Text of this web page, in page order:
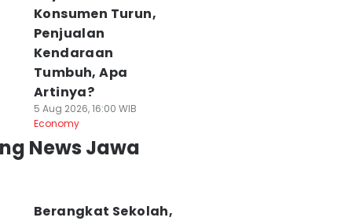
Konsumen Turun,
Penjualan
Kendaraan
Tumbuh, Apa
Artinya?
5 Aug 2026, 16:00 WIB
Economy
News Jawa
Berangkat Sekolah,